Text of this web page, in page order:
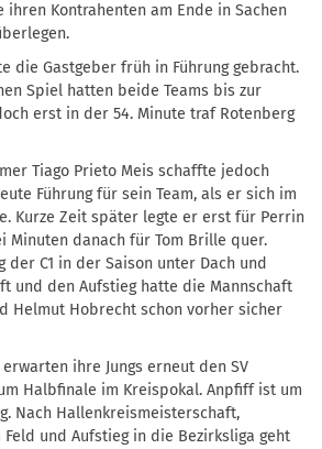
ihren Kontrahenten am Ende in Sachen
die Gastgeber früh in Führung gebracht.
Spiel hatten beide Teams bis zur
erst in der 54. Minute traf Rotenberg
Tiago Prieto Meis schaffte jedoch
Führung für sein Team, als er sich im
Kurze Zeit später legte er erst für Perrin
Minuten danach für Tom Brille quer.
der C1 in der Saison unter Dach und
und den Aufstieg hatte die Mannschaft
Helmut Hobrecht schon vorher sicher
ihre Jungs erneut den SV
Halbfinale im Kreispokal. Anpfiff ist um
Nach Hallenkreismeisterschaft,
und Aufstieg in die Bezirksliga geht